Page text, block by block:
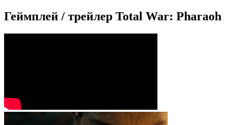
Геймплей / трейлер Total War: Pharaoh